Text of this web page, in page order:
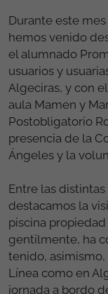
Durante este
hemos venido
el alumnado
usuarios y
Algeciras, y con
aula Mamen y
Postobligatorio
presencia de la
Ángeles y la
Entre las
destacamos la
piscina
gentilmente, ha
tenido,
Línea como en
jornada a bordo